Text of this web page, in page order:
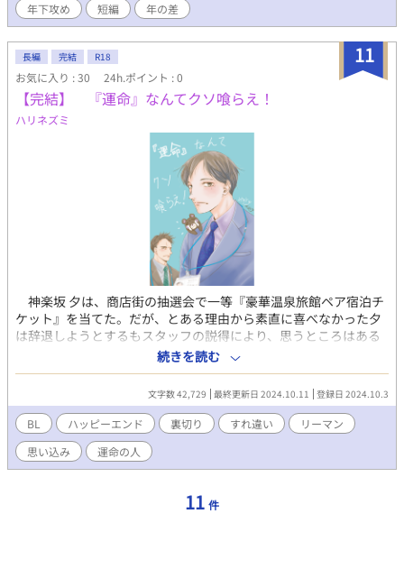
年下攻め
短編 年の差
11
長編 完結 R18
お気に入り : 30 24h.ポイント : 0
【完結】 『運命』なんてクソ喰らえ！
ハリネズミ
神楽坂 夕は、商店街の抽選会で一等『豪華温泉旅館ペア宿泊チ
ケット』を当てた。だが、とある理由から素直に喜べなかった夕
は辞退しようとするもスタッフの説得により、思うところはある
もののチケットを使うことを決めた。 ひとり旅を満喫中、立ち
寄った喫茶店で『運命の人』を理由に一方的な別れ話を耳にして
固まる夕。実は夕も『運命の人』を理由に長年付き合っていた恋
人にフラれた経験があったのだ。 『運命の人』を理由にフラれ
たふたりの『運命』は──どうなるのか。 ※があるものは大人の
夜の表現があるものです。ご注意ください。 ※基本10時、16時の
２回更新で、加えて20時もある場合があります。
続きを読む
文字数 42,729 最終更新日 2024.10.11 登録日 2024.10.3
BL ハッピーエンド 裏切り すれ違い
リーマン
思い込み
運命の人
11 件